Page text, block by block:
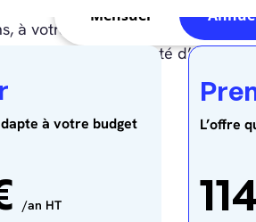
à votre budget, à votre rythme.
avec la liberté d’en
Mensuel
à votre budget
/an HT
L’offre